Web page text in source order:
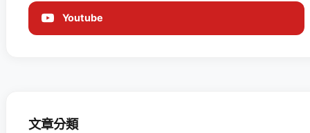
Youtube
文章分類